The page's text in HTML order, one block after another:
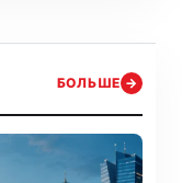
БОЛЬШЕ →